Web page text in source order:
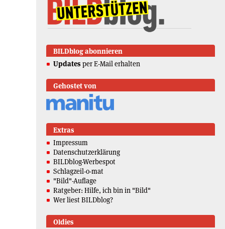
BILDblog abonnieren
Updates per E-Mail erhalten
Gehostet von
Extras
Impressum
Datenschutzerklärung
BILDblog-Werbespot
Schlagzeil-o-mat
"Bild"-Auflage
Ratgeber: Hilfe, ich bin in "Bild"
Wer liest BILDblog?
Oldies